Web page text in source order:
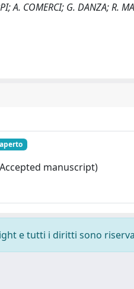
A. COMERCI; G. DANZA; R.
manuscript)
e tutti i diritti sono